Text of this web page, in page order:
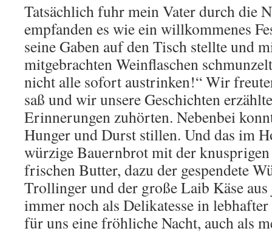
Tatsächlich fuhr mein Vater durch die
empfanden es wie ein willkommenes
seine Gaben auf den Tisch stellte und
mitgebrachten Weinflaschen
nicht alle sofort austrinken!“ Wir
saß und wir unsere Geschichten
Erinnerungen zuhörten. Nebenbei
Hunger und Durst stillen. Und das im
würzige Bauernbrot mit der
frischen Butter, dazu der gespendete
Trollinger und der große Laib Käse
immer noch als Delikatesse in
für uns eine fröhliche Nacht, auch als